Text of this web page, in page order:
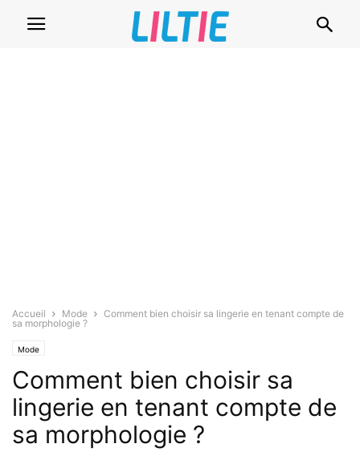
Accueil Mode
Comment bien choisir sa lingerie en tenant compte de
sa morphologie ?
Mode
Comment bien choisir sa
lingerie en tenant compte de
sa morphologie ?